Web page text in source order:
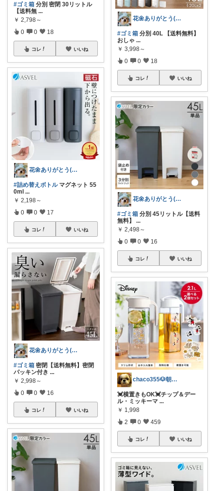
#ゴミ箱 分別 密閉 30リットル
【送料無 ...
￥ 2,798～
0 0 18
コレ いいね
花🌼ありがとう(*･ω･)*_ _)ﾍ
#詰め替えボトルマグネット 55
0ml ...
￥ 2,198～
0 0 17
コレ いいね
花🌼ありがとう(*･ω･)*_ _)ﾍ
#ゴミ箱 密閉【送料無料】密閉
パッキン付き ...
￥ 2,998～
0 0 16
コレ いいね
花🌼ありがとう(*･ω･)*_ _)ﾍ
#ゴミ箱 分別 40L 【送料無料】
おしゃ ...
￥ 3,998～
0 0 18
コレ いいね
花🌼ありがとう(*･ω･)*_ _)ﾍ
#ゴミ箱 分別 45リットル【送料
無料】 ...
￥ 2,498～
0 0 16
コレ いいね
chaco355🐶朝コレしてます
💓横置きもOK💓チップ＆デー
ル・ミッキーマ ...
￥ 1,998
2 0 459
コレ いいね